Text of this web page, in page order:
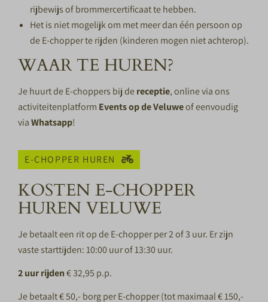
rijbewijs of brommercertificaat te hebben.
Het is niet mogelijk om met meer dan één persoon op
de E-chopper te rijden (kinderen mogen niet achterop).
WAAR TE HUREN?
Je huurt de E-choppers bij dereceptie, online via ons
activiteitenplatform Events op de Veluweof eenvoudig
viaWhatsapp!
E-CHOPPER HUREN
KOSTEN E-CHOPPER
HUREN VELUWE
Je betaalt een rit op de E-chopper per 2 of 3 uur. Er zijn
vaste starttijden: 10:00 uur of 13:30 uur.
2 uur rijden€ 32,95 p.p.
Je betaalt € 50,- borg per E-chopper (tot maximaal € 150,-